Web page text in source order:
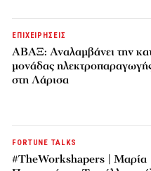
ΕΠΙΧΕΙΡΗΣΕΙΣ
ΑΒΑΞ: Αναλαμβάνει την
μονάδας
στη Λάρισα
FORTUNE TALKS
#TheWorkshapers | Μαρία